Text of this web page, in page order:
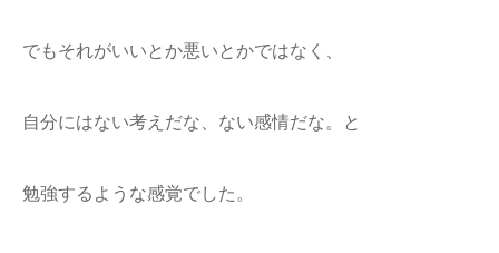
でもそれがいいとか悪いとかではなく、
自分にはない考えだな、ない感情だな。と
勉強するような感覚でした。